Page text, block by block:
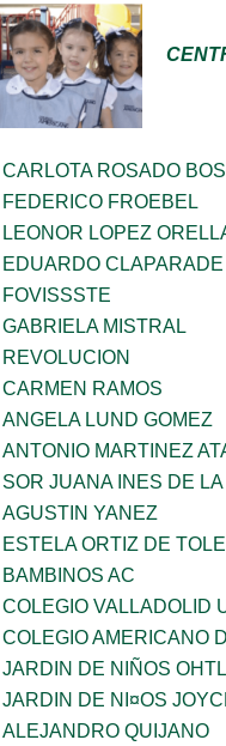
CARLOTA ROSADO
FEDERICO FROEBEL
LEONOR LOPEZ
EDUARDO CLAPARADE
FOVISSSTE
GABRIELA MISTRAL
REVOLUCION
CARMEN RAMOS
ANGELA LUND GOMEZ
ANTONIO MARTINEZ
SOR JUANA INES DE
AGUSTIN YANEZ
ESTELA ORTIZ DE
BAMBINOS AC
COLEGIO VALLADOLID
COLEGIO AMERICANO
JARDIN DE NIÑOS
JARDIN DE NI¤OS
ALEJANDRO QUIJANO